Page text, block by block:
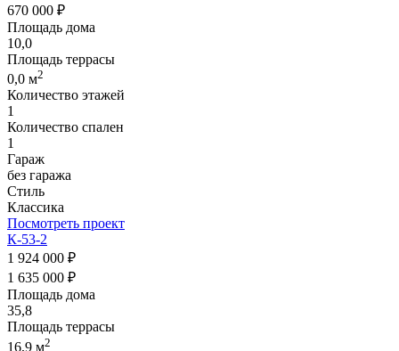
670 000 ₽
Площадь дома
10,0
Площадь террасы
0,0 м2
Количество этажей
1
Количество спален
1
Гараж
без гаража
Стиль
Классика
Посмотреть проект
К-53-2
1 924 000 ₽
1 635 000 ₽
Площадь дома
35,8
Площадь террасы
16,9 м2